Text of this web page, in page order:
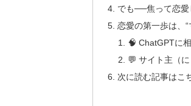
でも──焦って恋愛
恋愛の第一歩は、
🧠 ChatGPTに
💬 サイト主（
次に読む記事はこ